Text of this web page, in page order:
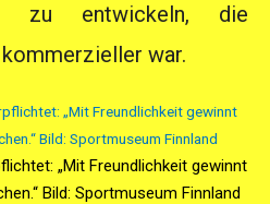
zu entwickeln, die
war.
Spielen“. Züge und
„Mit Freundlichkeit gewinnt
Bild: Sportmuseum Finnland
Spielen“. Züge und
Spielen“. Züge und
„Mit Freundlichkeit gewinnt
Bild: Sportmuseum Finnland